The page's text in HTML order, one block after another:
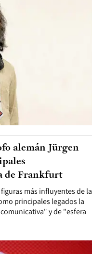
más influyentes de la
principales legados la
y de "esfera
alemán Jürgen
de Frankfurt